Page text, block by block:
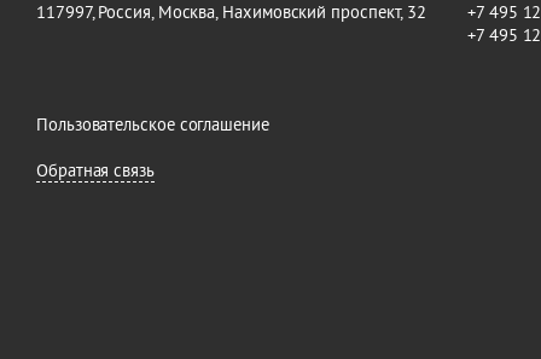
117997, Россия, Москва, Нахимовский проспект, 32
+7 495
+7 495
Пользовательское соглашение
Обратная связь